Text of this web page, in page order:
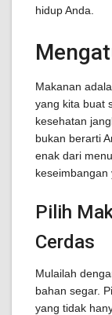
hidup Anda.
Makanan
yang kita buat
kesehatan
bukan berarti
enak dari
keseimbangan
Pilih
Cerdas
Mulailah
bahan segar.
yang tidak